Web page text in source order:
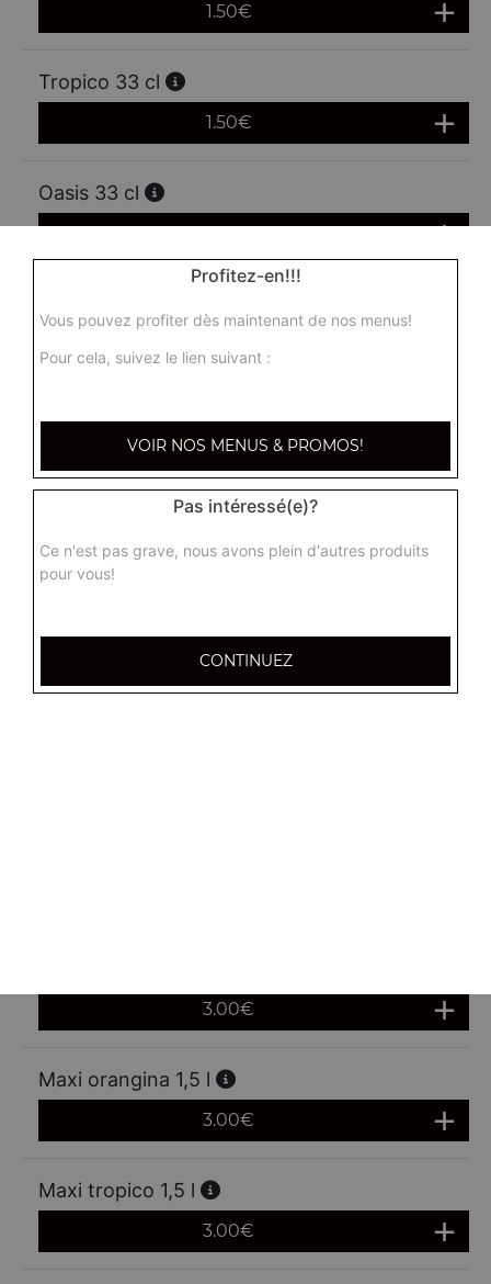
1.50€
Tropico 33 cl
1.50€
Oasis 33 cl
1.50€
1.50€
Maxi coca 1,25 l
3.00€
Maxi orangina 1,5 l
3.00€
Maxi tropico 1,5 l
3.00€
Profitez-en!!!
Vous pouvez profiter dès maintenant de nos menus!
Pour cela, suivez le lien suivant :
VOIR NOS MENUS & PROMOS!
Pas intéressé(e)?
Ce n'est pas grave, nous avons plein d'autres produits
pour vous!
CONTINUEZ